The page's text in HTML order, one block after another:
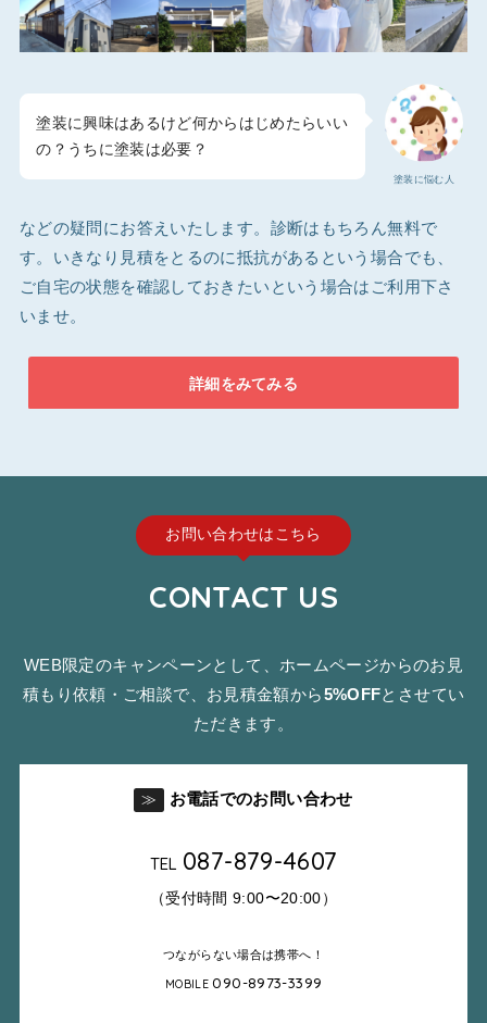
塗装に悩む人
塗装に興味はあるけど何からはじめたらいい
の？うちに塗装は必要？
などの疑問にお答えいたします。診断はもちろん無料で
す。いきなり見積をとるのに抵抗があるという場合でも、
ご自宅の状態を確認しておきたいという場合はご利用下さ
いませ。
詳細をみてみる
お問い合わせはこちら
CONTACT US
WEB限定のキャンペーンとして、ホームページからのお見
積もり依頼・ご相談で、お見積金額から5%OFFとさせてい
ただきます。
≫ お電話でのお問い合わせ
TEL 087-879-4607
（受付時間 9:00〜20:00）
つながらない場合は携帯へ！
MOBILE090-8973-3399